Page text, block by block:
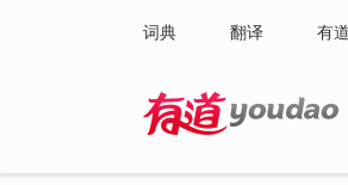
词典 翻译 有